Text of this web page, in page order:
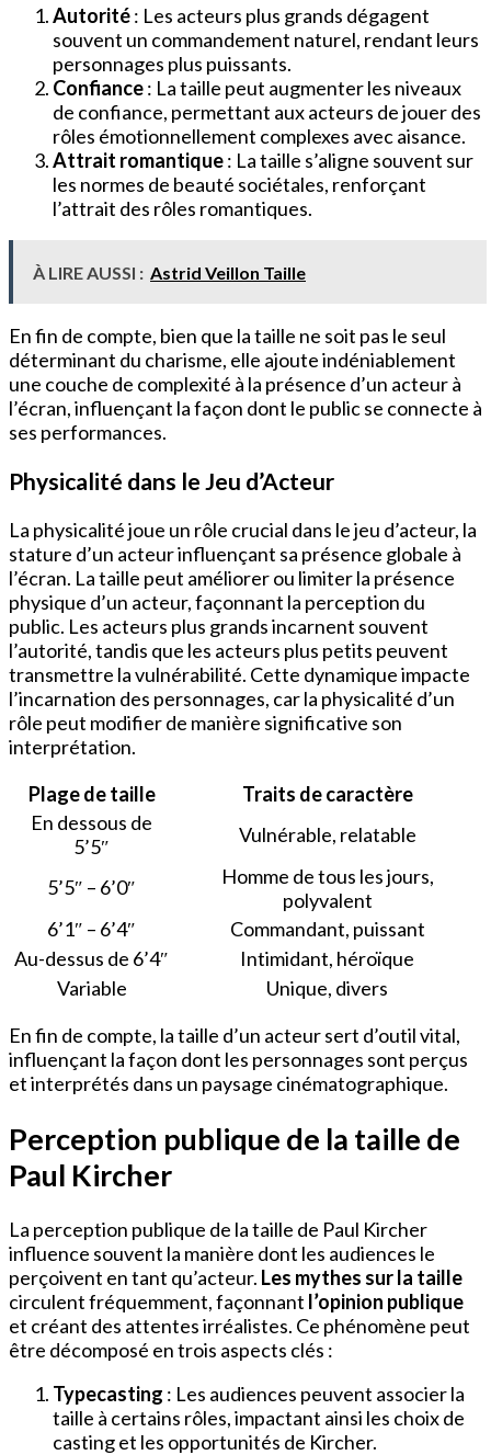
Autorité: Les acteurs plus grands dégagent
souvent un commandement naturel, rendant leurs
personnages plus puissants.
Confiance: La taille peut augmenter les niveaux
de confiance, permettant aux acteurs de jouer des
rôles émotionnellement complexes avec aisance.
Attrait romantique: La taille s’aligne souvent sur
les normes de beauté sociétales, renforçant
l’attrait des rôles romantiques.
À LIRE AUSSI : Astrid Veillon Taille
En fin de compte, bien que la taille ne soit pas le seul
déterminant du charisme, elle ajoute indéniablement
une couche de complexité à la présence d’un acteur à
l’écran, influençant la façon dont le public se connecte à
ses performances.
Physicalité dans le Jeu d’Acteur
La physicalité joue un rôle crucial dans le jeu d’acteur, la
stature d’un acteur influençant sa présence globale à
l’écran. La taille peut améliorer ou limiter la présence
physique d’un acteur, façonnant la perception du
public. Les acteurs plus grands incarnent souvent
l’autorité, tandis que les acteurs plus petits peuvent
transmettre la vulnérabilité. Cette dynamique impacte
l’incarnation des personnages, car la physicalité d’un
rôle peut modifier de manière significative son
interprétation.
Plage de taille
Traits de caractère
En dessous de
5’5″
Vulnérable, relatable
5’5″ – 6’0″
Homme de tous les jours,
polyvalent
6’1″ – 6’4″
Commandant, puissant
Au-dessus de 6’4″
Intimidant, héroïque
Variable
Unique, divers
En fin de compte, la taille d’un acteur sert d’outil vital,
influençant la façon dont les personnages sont perçus
et interprétés dans un paysage cinématographique.
Perception publique de la taille de
Paul Kircher
La perception publique de la taille de Paul Kircher
influence souvent la manière dont les audiences le
perçoivent en tant qu’acteur. Les mythes sur la taille
circulent fréquemment, façonnant l’opinion publique
et créant des attentes irréalistes. Ce phénomène peut
être décomposé en trois aspects clés :
Typecasting : Les audiences peuvent associer la
taille à certains rôles, impactant ainsi les choix de
casting et les opportunités de Kircher.